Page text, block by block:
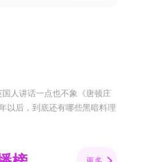
人讲话一点也不象《唐顿庄
以后，到底还有哪些黑暗料理